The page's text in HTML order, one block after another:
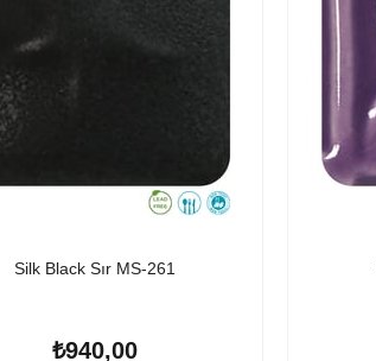
Silk Black Sır MS-261
₺940,00